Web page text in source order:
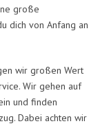
große
dich von Anfang an
wir großen Wert
Wir gehen auf
und finden
Dabei achten wir